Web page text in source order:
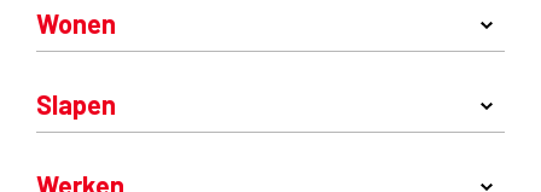
Wonen
Slapen
Werken